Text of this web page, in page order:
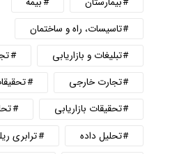
تاسیسات، راه و ساختمان
تبلیغات و بازاریابی
تجارت خارجی
تحقیقات بازاریابی
تحلیل داده
ترابری